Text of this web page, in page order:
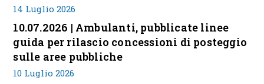
14 Luglio 2026
10.07.2026 | Ambulanti, pubblicate linee
guida per rilascio concessioni di posteggio
sulle aree pubbliche
10 Luglio 2026